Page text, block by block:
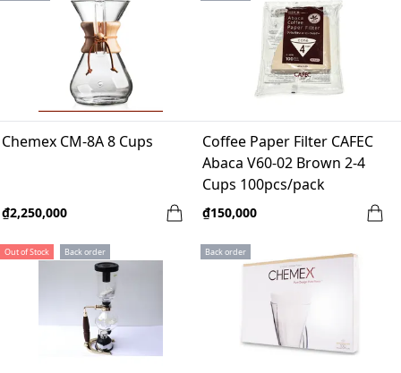
Chemex CM-8A 8 Cups
₫2,250,000
Coffee Paper Filter CAFEC
Abaca V60-02 Brown 2-4
Cups 100pcs/pack
₫150,000
Out of Stock Back order Back order